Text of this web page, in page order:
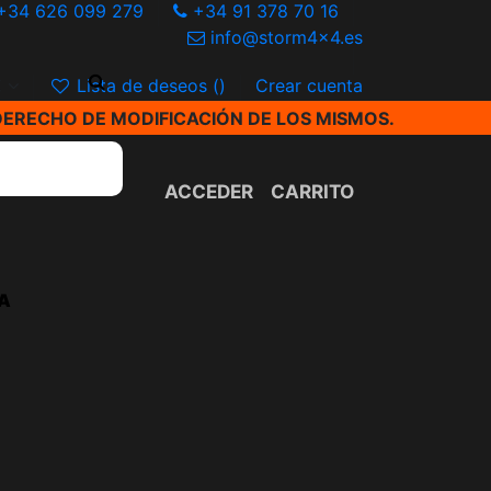
626 099 279
+34 91 378 70 16
info@storm4x4.es
Lista de deseos ()
Crear cuenta
DE MODIFICACIÓN DE LOS MISMOS.
ACCEDER CARRITO